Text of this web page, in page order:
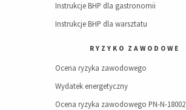
Instrukcje BHP dla gastronomii
Instrukcje BHP dla warsztatu
RYZYKO ZAWODOWE
Ocena ryzyka zawodowego
Wydatek energetyczny
Ocena ryzyka zawodowego PN-N-18002